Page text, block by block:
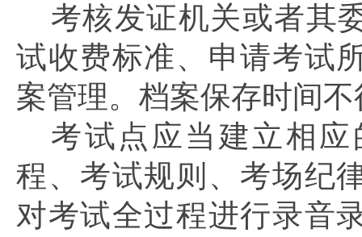
考核发证机关或者其
试收费标准、申请考试
案管理。档案保存时间
考试点应当建立相
程、考试规则、考场纪
对考试全过程进行录音